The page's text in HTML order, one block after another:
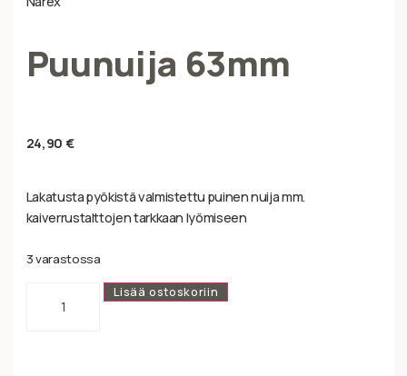
Puunuija 63mm
24,90 €
Lakatusta pyökistä valmistettu puinen nuija mm.
kaiverrustalttojen tarkkaan lyömiseen
3 varastossa
Lisää ostoskoriin